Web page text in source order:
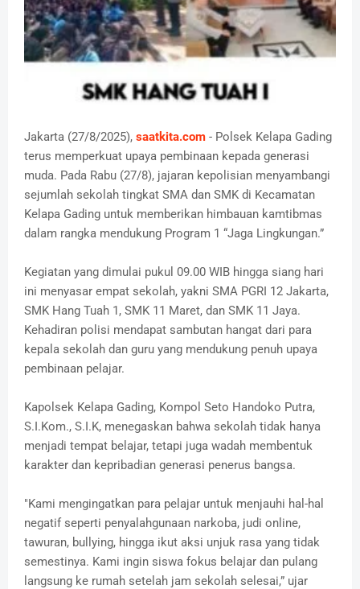
Jakarta (27/8/2025), saatkita.com - Polsek Kelapa Gading
terus memperkuat upaya pembinaan kepada generasi
muda. Pada Rabu (27/8), jajaran kepolisian menyambangi
sejumlah sekolah tingkat SMA dan SMK di Kecamatan
Kelapa Gading untuk memberikan himbauan kamtibmas
dalam rangka mendukung Program 1 “Jaga Lingkungan.”
Kegiatan yang dimulai pukul 09.00 WIB hingga siang hari
ini menyasar empat sekolah, yakni SMA PGRI 12 Jakarta,
SMK Hang Tuah 1, SMK 11 Maret, dan SMK 11 Jaya.
Kehadiran polisi mendapat sambutan hangat dari para
kepala sekolah dan guru yang mendukung penuh upaya
pembinaan pelajar.
Kapolsek Kelapa Gading, Kompol Seto Handoko Putra,
S.I.Kom., S.I.K, menegaskan bahwa sekolah tidak hanya
menjadi tempat belajar, tetapi juga wadah membentuk
karakter dan kepribadian generasi penerus bangsa.
"Kami mengingatkan para pelajar untuk menjauhi hal-hal
negatif seperti penyalahgunaan narkoba, judi online,
tawuran, bullying, hingga ikut aksi unjuk rasa yang tidak
semestinya. Kami ingin siswa fokus belajar dan pulang
langsung ke rumah setelah jam sekolah selesai,” ujar